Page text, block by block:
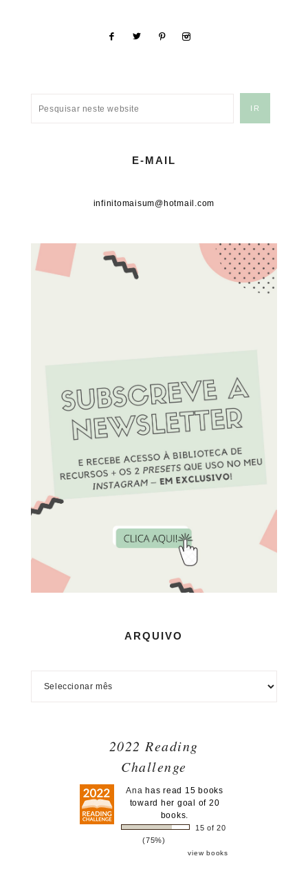
E-MAIL
infinitomaisum@hotmail.com
ARQUIVO
2022 Reading
Challenge
Ana has read 15 books
toward her goal of 20
books.
15 of 20
(75%)
view books